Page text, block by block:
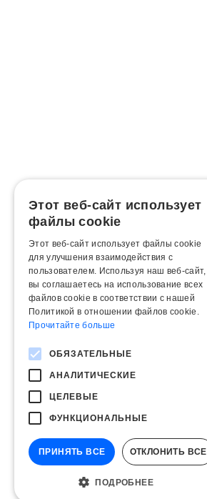
Этот веб-сайт использует
файлы cookie
Этот веб-сайт использует файлы cookie
для улучшения взаимодействия с
пользователем. Используя наш веб-сайт,
вы соглашаетесь на использование всех
файлов cookie в соответствии с нашей
Политикой в ​​отношении файлов cookie.
Прочитайте больше
ОБЯЗАТЕЛЬНЫЕ
АНАЛИТИЧЕСКИЕ
ЦЕЛЕВЫЕ
ФУНКЦИОНАЛЬНЫЕ
ПРИНЯТЬ ВСЕ ОТКЛОНИТЬ ВСЕ
ПОДРОБНЕЕ